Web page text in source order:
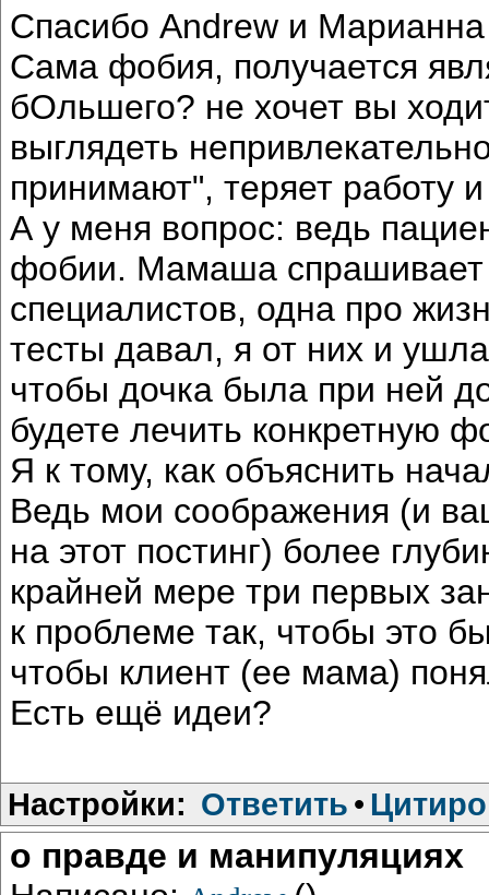
Спасибо Andrew и
Сама фобия, получается
бОльшего? не хочет вы
выглядеть
принимают", теряет работу
А у меня вопрос: ведь
фобии. Мамаша спрашивает
специалистов, одна про
тесты давал, я от них и
чтобы дочка была при ней
будете лечить конкретную
Я к тому, как объяснить
Ведь мои соображения (и
на этот постинг) более
крайней мере три первых
к проблеме так, чтобы это
чтобы клиент (ее мама)
Есть ещё идеи?
Настройки: Ответить •
о правде и манипуляциях